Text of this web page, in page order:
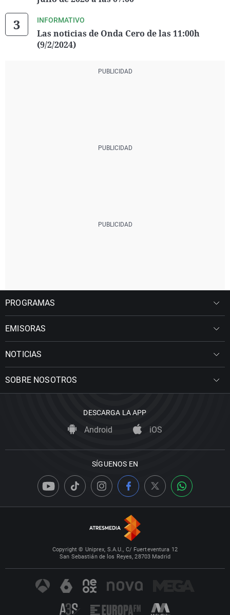
INFORMATIVO
Las noticias de Onda Cero de las 11:00h
(9/2/2024)
PROGRAMAS
EMISORAS
NOTICIAS
SOBRE NOSOTROS
DESCARGA LA APP
Android iOS
SÍGUENOS EN
Copyright © Uniprex, S.A.U., C/ Fuerteventura 12
San Sebastián de los Reyes, 28703 Madrid